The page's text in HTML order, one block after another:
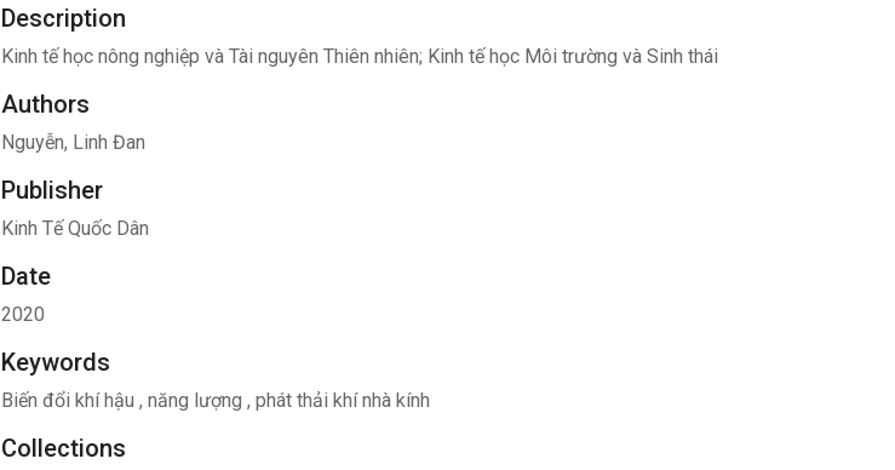
Description
Kinh tế học nông nghiệp và Tài nguyên Thiên nhiên; Kinh tế học Môi trường và Sinh thái
Authors
Nguyễn, Linh Đan
Publisher
Kinh Tế Quốc Dân
Date
2020
Keywords
Biến đổi khí hậu , năng lượng , phát thải khí nhà kính
Collections